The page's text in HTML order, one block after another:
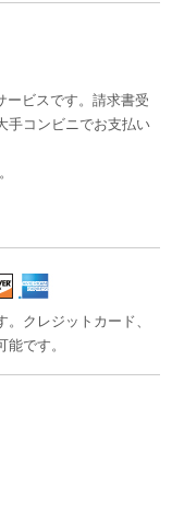
ービスです。請求書受
手コンビニでお支払い
クレジットカード、
です。